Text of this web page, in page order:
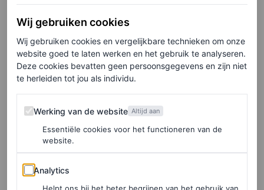
©GETTY IMAGES
De krullende pixie
Wij gebruiken cookies
Wij gebruiken cookies en vergelijkbare technieken om onze
website goed te laten werken en het gebruik te analyseren.
Deze cookies bevatten geen persoonsgegevens en zijn niet
te herleiden tot jou als individu.
Werking van de website
Werking van de website Altijd aan
Essentiële cookies voor het functioneren van de
website.
Analytics
Analytics